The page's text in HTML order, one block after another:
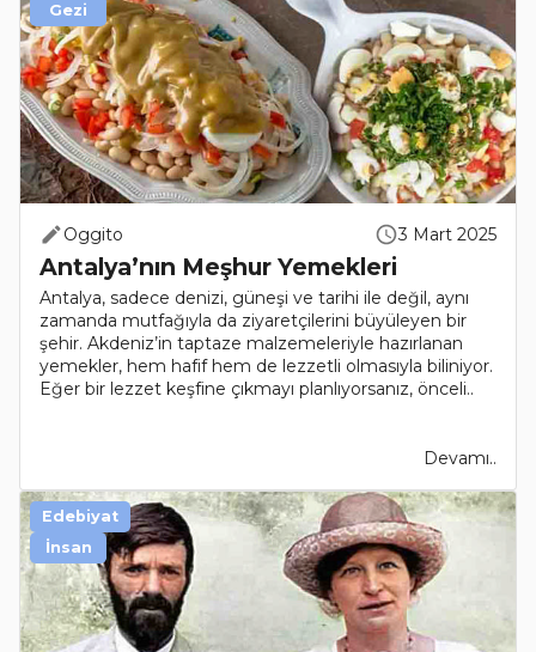
Oggito 3 Mart 2025
Antalya’nın Meşhur Yemekleri
Antalya, sadece denizi, güneşi ve tarihi ile değil, aynı
zamanda mutfağıyla da ziyaretçilerini büyüleyen bir
şehir. Akdeniz’in taptaze malzemeleriyle hazırlanan
yemekler, hem hafif hem de lezzetli olmasıyla biliniyor.
Eğer bir lezzet keşfine çıkmayı planlıyorsanız, önceli..
Devamı..
Gezi
Edebiyat
İnsan